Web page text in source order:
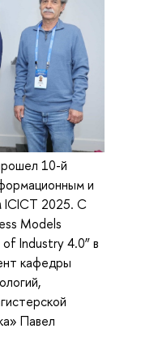
10-й
и
ICICT 2025. C
Models
Industry 4.0” в
кафедры
Павел